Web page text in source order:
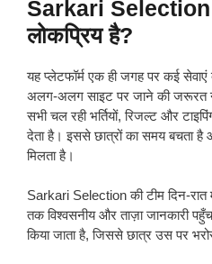
Sarkari Selection
लोकप्रिय है?
यह प्लेटफॉर्म एक ही जगह पर कई
अलग-अलग साइट पर जाने की जरूरत
सभी चल रही भर्तियों, रिजल्ट और
देता है। इससे छात्रों का समय बचता है
मिलता है।
Sarkari Selection की टीम दिन-रात
तक विश्वसनीय और ताज़ा जानकारी
किया जाता है, जिससे छात्र उस पर